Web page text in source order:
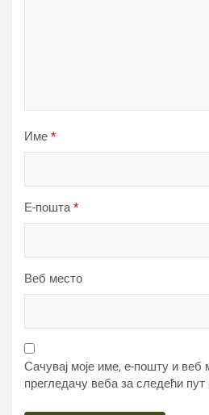
Име *
Е-пошта*
Веб место
Сачувај моје име, е-пошту и веб
прегледачу веба за следећи